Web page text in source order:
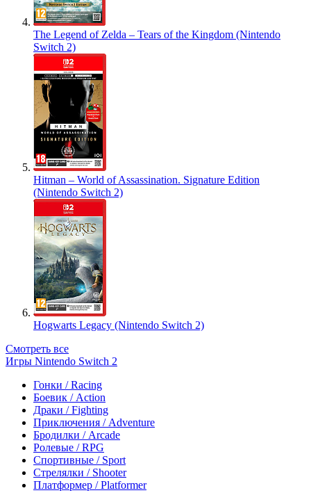
The Legend of Zelda – Tears of the Kingdom (Nintendo
Switch 2)
Hitman – World of Assassination. Signature Edition
(Nintendo Switch 2)
Hogwarts Legacy (Nintendo Switch 2)
Смотреть все
Игры Nintendo Switch 2
Гонки / Racing
Боевик / Action
Драки / Fighting
Приключения / Adventure
Бродилки / Arcade
Ролевые / RPG
Спортивные / Sport
Стрелялки / Shooter
Платформер / Platformer